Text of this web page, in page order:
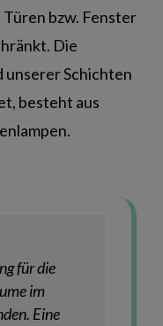
bzw. Fenster
Die
unserer Schichten
besteht aus
für die
im
Eine